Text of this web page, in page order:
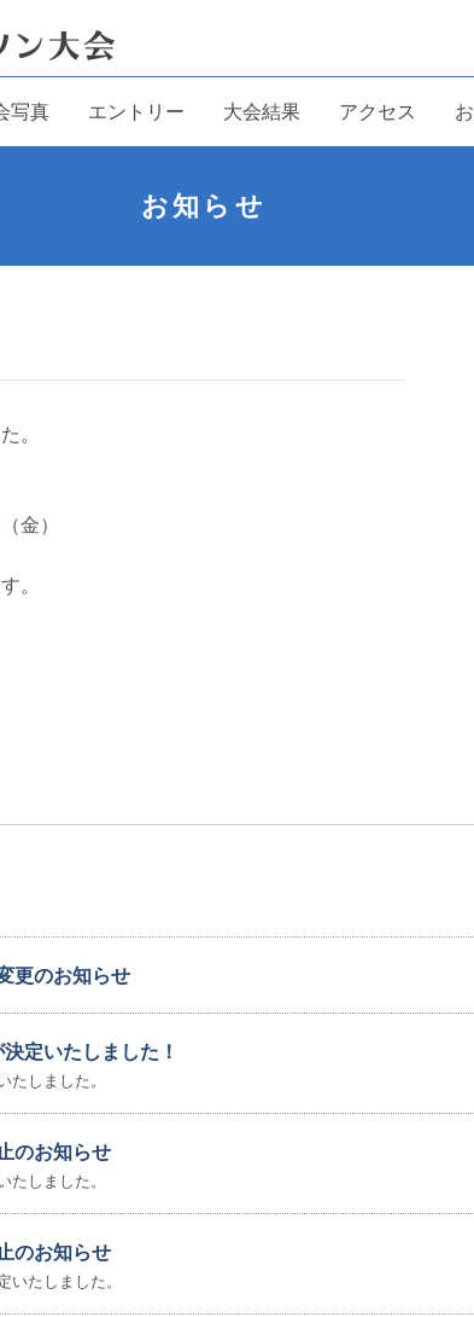
写真 エントリー 大会結果 アクセス
お知らせ
。
金）
。
更のお知らせ
定いたしました！
たしました。
のお知らせ
たしました。
のお知らせ
いたしました。